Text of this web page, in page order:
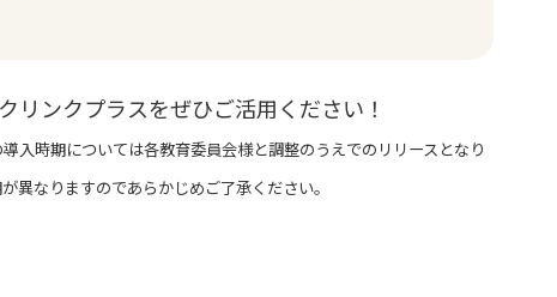
リンクプラスをぜひご活用ください！
入時期については各教育委員会様と調整のうえでのリリースとなり
異なりますのであらかじめご了承ください。